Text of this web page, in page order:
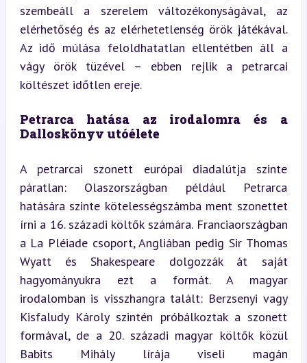
szembeáll a szerelem változékonyságával, az
elérhetőség és az elérhetetlenség örök játékával.
Az idő múlása feloldhatatlan ellentétben áll a
vágy örök tüzével – ebben rejlik a petrarcai
költészet időtlen ereje.
Petrarca hatása az irodalomra és a
Dalloskönyv utóélete
A petrarcai szonett európai diadalútja szinte
páratlan: Olaszországban például Petrarca
hatására szinte kötelességszámba ment szonettet
írni a 16. századi költők számára. Franciaországban
a La Pléiade csoport, Angliában pedig Sir Thomas
Wyatt és Shakespeare dolgozzák át saját
hagyományukra ezt a formát. A magyar
irodalomban is visszhangra talált: Berzsenyi vagy
Kisfaludy Károly szintén próbálkoztak a szonett
formával, de a 20. századi magyar költők közül
Babits Mihály lírája viseli magán